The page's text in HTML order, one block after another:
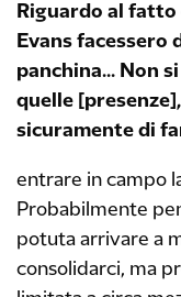
Riguardo al fatto
Evans facessero
panchina... Non
quelle
sicuramente di
entrare in campo
Probabilmente
potuta arrivare a
consolidarci, ma